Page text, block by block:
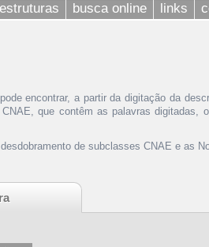
estruturas busca online links
encontrar, a partir da digitação da
que contêm as palavras digitadas,
de subclasses CNAE e as